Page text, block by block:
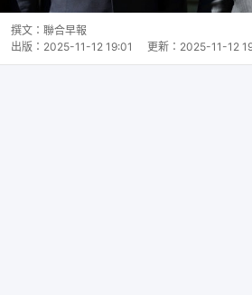
撰文： 聯合早報
出版： 2025-11-12 19:01 更新： 2025-11-12